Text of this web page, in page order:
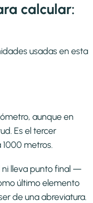
calcular:
usadas en esta
aunque en
Es el tercer
metros.
ni lleva punto final —
último elemento
de una abreviatura.